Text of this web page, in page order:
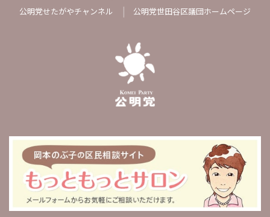
公明党せたがやチャンネル
公明党世田谷区議団ホームページ